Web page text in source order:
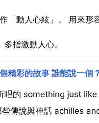
「動人心絃」。 用來形
指激動人心。
精彩的故事 誰能說一個
唱的 something just
傳說與神話 achilles